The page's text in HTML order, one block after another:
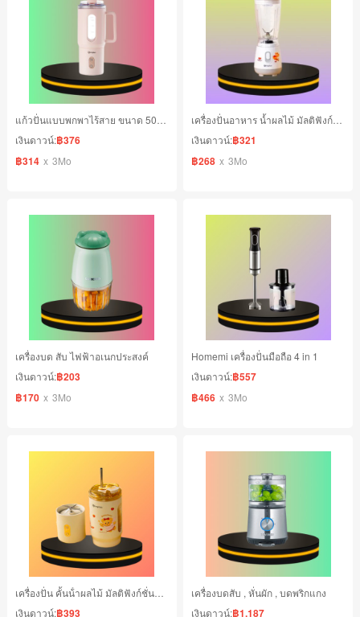
เงินดาวน์:฿376
฿314 x 3Mo
เงินดาวน์:฿321
฿268 x 3Mo
เครื่องบด สับ ไฟฟ้าอเนกประสงค์
เงินดาวน์:฿203
฿170 x 3Mo
Homemi เครื่องปั่นมือถือ 4 in 1
เงินดาวน์:฿557
฿466 x 3Mo
เครื่องปั่น คั้นน้ําผลไม้ มัลติฟังก์ชั่นแบบพกพา
เงินดาวน์:฿393
เครื่องบดสับ , หั่นผัก , บดพริกแกง
เงินดาวน์:฿1,187